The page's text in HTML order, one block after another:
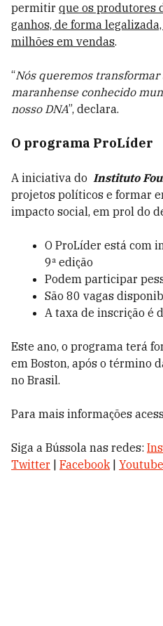
permitir que os produtores
ganhos, de forma
milhões em vendas.
“Nós queremos transformar
maranhense conhecido
nosso DNA”, declara.
O programa ProLíder
A iniciativa do Instituto
projetos políticos e formar
impacto social, em prol do
O ProLíder está com
9ª edição
Podem participar
São 80 vagas
A taxa de inscrição é
Este ano, o programa terá
em Boston, após o término
no Brasil.
Para mais informações
Siga a Bússola nas redes:
Twitter
Facebook| Youtube